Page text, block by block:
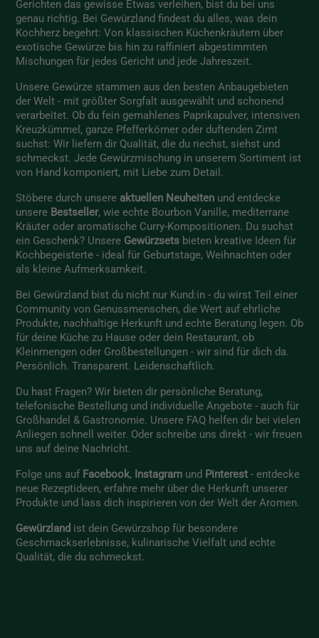
Gerichten das gewisse Etwas verleihen, bist du bei uns
genau richtig. Bei Gewürzland findest du alles, was dein
Kochherz begehrt: Von klassischen Küchenkräutern über
exotische Gewürze bis hin zu raffiniert abgestimmten
Mischungen für jedes Gericht und jede Jahreszeit.
Unsere Gewürze stammen aus den besten Anbaugebieten
der Welt - mit größter Sorgfalt ausgewählt und schonend
verarbeitet. Ob du fein gemahlenes Paprikapulver, intensiven
Kreuzkümmel, ganze Pfefferkörner oder duftenden Zimt
suchst: Wir liefern dir Qualität, die du riechst, siehst und
schmeckst. Jede Gewürzmischung in unserem Sortiment ist
von Hand komponiert, mit Liebe zum Detail.
Stöbere durch unsere aktuellen Neuheiten und entdecke
unsere Bestseller, wie echte Bourbon Vanille, mediterrane
Kräuter oder aromatische Curry-Kompositionen. Du suchst
ein Geschenk? Unsere Gewürzsets bieten kreative Ideen für
Kochbegeisterte - ideal für Geburtstage, Weihnachten oder
als kleine Aufmerksamkeit.
Bei Gewürzland bist du nicht nur Kund:in - du wirst Teil einer
Community von Genussmenschen, die Wert auf ehrliche
Produkte, nachhaltige Herkunft und echte Beratung legen. Ob
für deine Küche zu Hause oder dein Restaurant, ob
Kleinmengen oder Großbestellungen - wir sind für dich da.
Persönlich. Transparent. Leidenschaftlich.
Du hast Fragen? Wir bieten dir persönliche Beratung,
telefonische Bestellung und individuelle Angebote - auch für
Großhandel & Gastronomie. Unsere FAQ helfen dir bei vielen
Anliegen schnell weiter. Oder schreibe uns direkt - wir freuen
uns auf deine Nachricht.
Folge uns auf Facebook, Instagram und Pinterest - entdecke
neue Rezeptideen, erfahre mehr über die Herkunft unserer
Produkte und lass dich inspirieren von der Welt der Aromen.
Gewürzland ist dein Gewürzshop für besondere
Geschmackserlebnisse, kulinarische Vielfalt und echte
Qualität, die du schmeckst.